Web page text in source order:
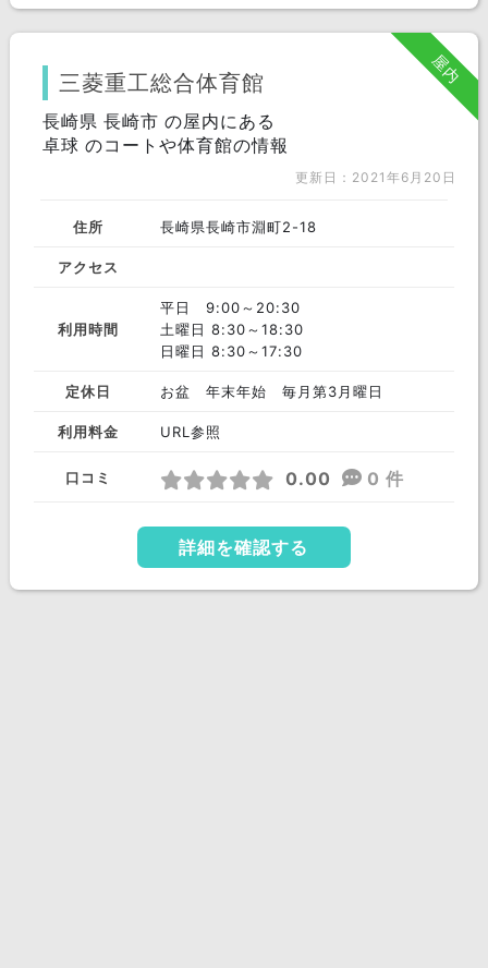
屋内
三菱重工総合体育館
長崎県 長崎市 の屋内にある
卓球 のコートや体育館の情報
更新日：2021年6月20日
住所 長崎県長崎市淵町2-18
アクセス
利用時間
平日 9:00～20:30
土曜日 8:30～18:30
日曜日 8:30～17:30
定休日 お盆 年末年始 毎月第3月曜日
利用料金 URL参照
口コミ 0.00 0 件
詳細を確認する